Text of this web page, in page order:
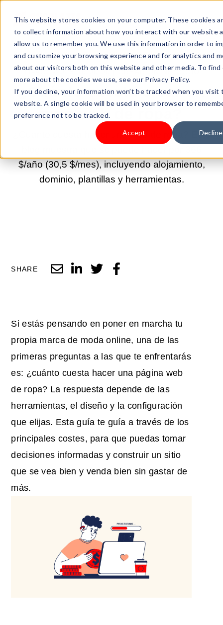
This website stores cookies on your computer. These cookies
to collect information about how you interact with our website
allow us to remember you. We use this information in order to
and customize your browsing experience and for analytics and
about our visitors both on this website and other media. To find
more about the cookies we use, see our Privacy Policy.
If you decline, your information won’t be tracked when you visit
website. A single cookie will be used in your browser to
preference not to be tracked.
Accept Decline
11-AGO-2025 10:00:00 |CREAR UN NEGOCIO
¿Cuánto cuesta crear un
sitio web de ropa?
¿Cuánto cuesta hacer una web de ropa? Este
$/año (30,5 $/mes), incluyendo alojamiento,
dominio, plantillas y herramientas.
SHARE
Si estás pensando en poner en marcha tu
propia marca de moda online, una de las
primeras preguntas a las que te enfrentarás
es: ¿cuánto cuesta hacer una página web
de ropa? La respuesta depende de las
herramientas, el diseño y la configuración
que elijas. Esta guía te guía a través de los
principales costes, para que puedas tomar
decisiones informadas y construir un sitio
que se vea bien y venda bien sin gastar de
más.